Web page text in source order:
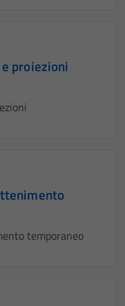
proiezioni
temporaneo